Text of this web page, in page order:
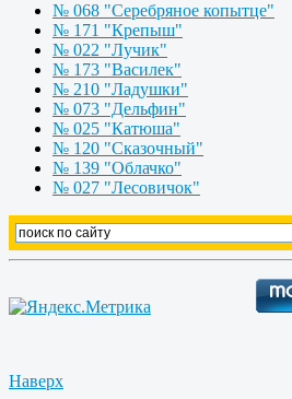
№ 068 "Серебряное копытце"
№ 171 "Крепыш"
№ 022 "Лучик"
№ 173 "Василек"
№ 210 "Ладушки"
№ 073 "Дельфин"
№ 025 "Катюша"
№ 120 "Сказочный"
№ 139 "Облачко"
№ 027 "Лесовичок"
Наверх